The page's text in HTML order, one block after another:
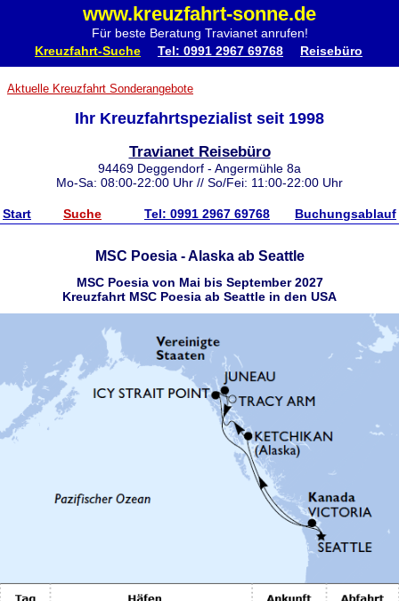
www.kreuzfahrt-sonne.de
Für beste Beratung Travianet anrufen!
Kreuzfahrt-Suche Tel: 0991 2967 69768 Reisebüro
Aktuelle Kreuzfahrt Sonderangebote
Ihr Kreuzfahrtspezialist seit 1998
Travianet Reisebüro
94469 Deggendorf - Angermühle 8a
Mo-Sa: 08:00-22:00 Uhr // So/Fei: 11:00-22:00 Uhr
Start Suche Tel: 0991 2967 69768 Buchungsablauf
MSC Poesia - Alaska ab Seattle
MSC Poesia von Mai bis September 2027
Kreuzfahrt MSC Poesia ab Seattle in den USA